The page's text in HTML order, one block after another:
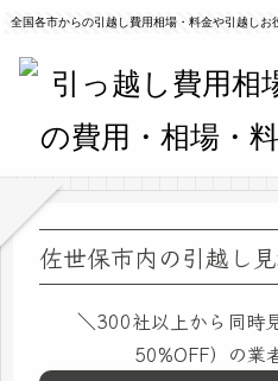
全国各市からの引越し費用相場・料金や引越しお
佐世保市内の引越し
＼300社以上から同時
50%OFF）の業